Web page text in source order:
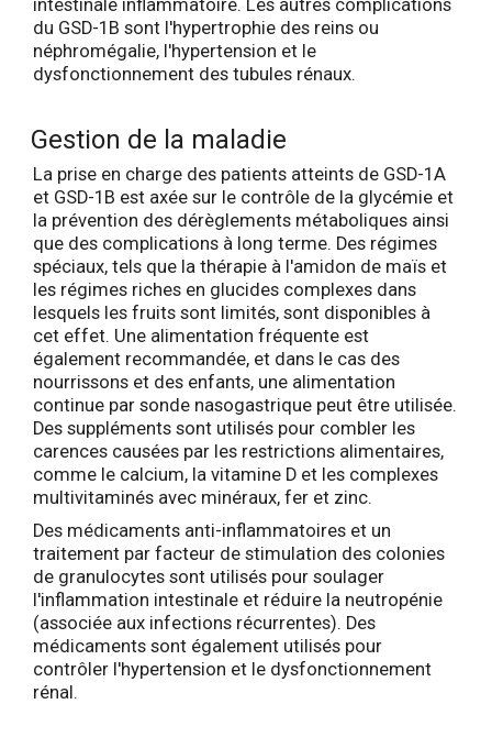
intestinale inflammatoire. Les autres complications
du GSD-1B sont l'hypertrophie des reins ou
néphromégalie, l'hypertension et le
dysfonctionnement des tubules rénaux.
Gestion de la maladie
La prise en charge des patients atteints de GSD-1A
et GSD-1B est axée sur le contrôle de la glycémie et
la prévention des dérèglements métaboliques ainsi
que des complications à long terme. Des régimes
spéciaux, tels que la thérapie à l'amidon de maïs et
les régimes riches en glucides complexes dans
lesquels les fruits sont limités, sont disponibles à
cet effet. Une alimentation fréquente est
également recommandée, et dans le cas des
nourrissons et des enfants, une alimentation
continue par sonde nasogastrique peut être utilisée.
Des suppléments sont utilisés pour combler les
carences causées par les restrictions alimentaires,
comme le calcium, la vitamine D et les complexes
multivitaminés avec minéraux, fer et zinc.
Des médicaments anti-inflammatoires et un
traitement par facteur de stimulation des colonies
de granulocytes sont utilisés pour soulager
l'inflammation intestinale et réduire la neutropénie
(associée aux infections récurrentes). Des
médicaments sont également utilisés pour
contrôler l'hypertension et le dysfonctionnement
rénal.